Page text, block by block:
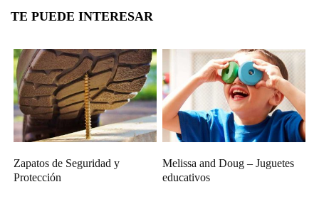
TE PUEDE INTERESAR
Zapatos de Seguridad y
Protección
Melissa and Doug – Juguetes
educativos